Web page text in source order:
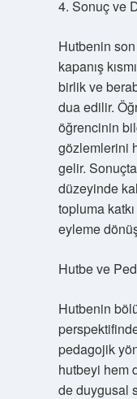
4. Sonuç ve
Hutbenin
kapanış
birlik ve
dua edilir.
öğrencinin
gözlemlerini
gelir.
düzeyinde
topluma
eyleme
Hutbe ve
Hutbenin
pedagojik
hutbeyi hem
de duygusal